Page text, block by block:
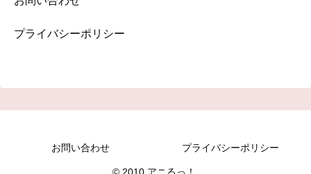
プライバシーポリシー
お問い合わせ プライバシーポリシー